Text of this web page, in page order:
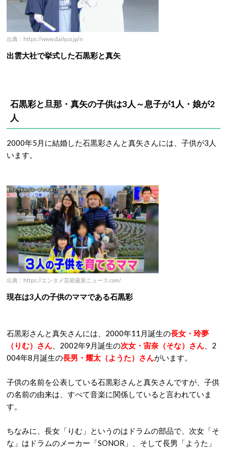
出典：https://www.daily.co.jp/n
出雲大社で挙式した石黒彩と真矢
石黒彩と旦那・真矢の子供は3人～息子が1人・娘が2
人
2000年5月に結婚した石黒彩さんと真矢さんには、子供が3人
います。
出典：https://エンタメ芸能最新ニュース.com/
現在は3人の子供のママである石黒彩
石黒彩さんと真矢さんには、2000年11月誕生の長女・玲夢
（りむ）さん 、2002年9月誕生の次女・宙奈（そな）さん 、2
004年8月誕生の長男・耀太（ようた）さんがいます。
子供の名前を公表している石黒彩さんと真矢さんですが、子供
の名前の由来は、すべて音楽に関係していると言われていま
す。
ちなみに、長女「りむ」というのはドラムの部品で、次女「そ
な」はドラムのメーカー「SONOR」、そして長男「ようた」